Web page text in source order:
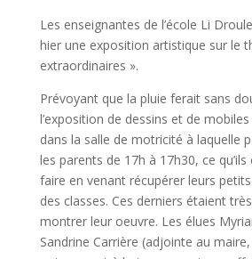
Les enseignantes de l’école Li
hier une exposition artistique sur le
extraordinaires ».
Prévoyant que la pluie ferait sans
l’exposition de dessins et de
dans la salle de motricité à laquelle
les parents de 17h à 17h30, ce
faire en venant récupérer leurs
des classes. Ces derniers étaient
montrer leur oeuvre. Les élues
Sandrine Carrière (adjointe au